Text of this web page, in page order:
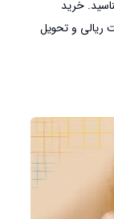
را بشناسید. خرید
ریالی و تحویل